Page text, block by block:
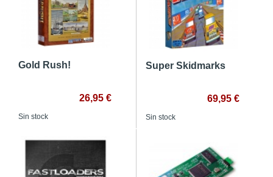
Gold Rush!
26,95 €
Sin stock
Super Skidmarks
69,95 €
Sin stock